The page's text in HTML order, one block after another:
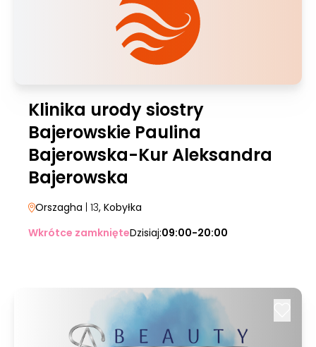
Klinika urody siostry
Bajerowskie Paulina
Bajerowska-Kur Aleksandra
Bajerowska
Orszagha | 13, Kobyłka
Wkrótce zamknięteDzisiaj:09:00-20:00